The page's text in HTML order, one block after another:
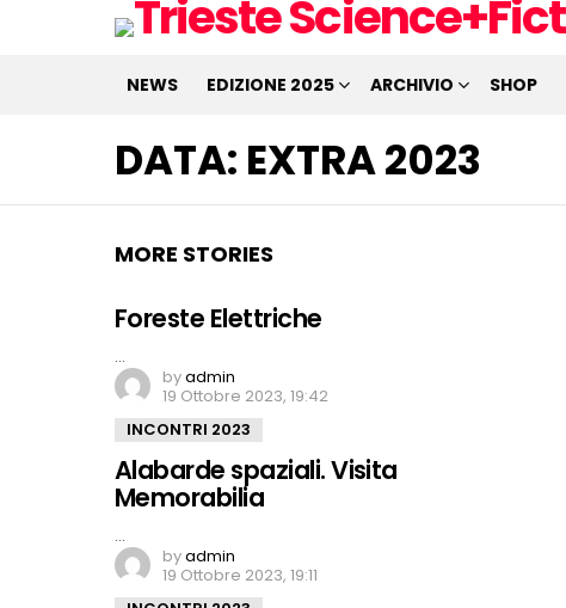
NEWS EDIZIONE 2025 ARCHIVIO SHOP
DATA: EXTRA 2023
MORE STORIES
Foreste Elettriche
…
byadmin
19 Ottobre 2023, 19:42
INCONTRI 2023
Alabarde spaziali. Visita
Memorabilia
…
byadmin
19 Ottobre 2023, 19:11